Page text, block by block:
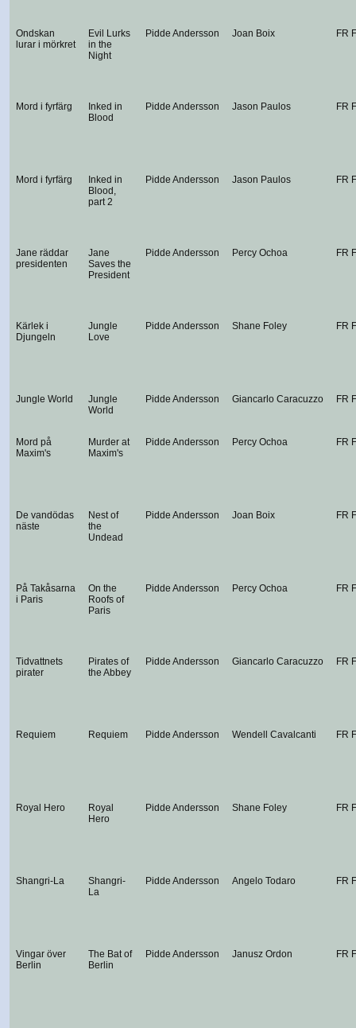
Ondskan
lurar i mörkret
Evil Lurks
in the
Night
Pidde Andersson Joan Boix FR
Mord i fyrfärg
Inked in
Blood
Pidde Andersson Jason Paulos FR
Mord i fyrfärg
Inked in
Blood,
part 2
Pidde Andersson Jason Paulos FR
Jane räddar
presidenten
Jane
Saves the
President
Pidde Andersson Percy Ochoa FR
Kärlek i
Djungeln
Jungle
Love
Pidde Andersson Shane Foley FR
Jungle World
Jungle
World
Pidde Andersson Giancarlo Caracuzzo FR
Mord på
Maxim's
Murder at
Maxim's
Pidde Andersson Percy Ochoa FR
De vandödas
näste
Nest of
the
Undead
Pidde Andersson Joan Boix FR
På Takåsarna
i Paris
On the
Roofs of
Paris
Pidde Andersson Percy Ochoa FR
Tidvattnets
pirater
Pirates of
the Abbey
Pidde Andersson Giancarlo Caracuzzo FR
Requiem Requiem Pidde Andersson Wendell Cavalcanti FR
Royal Hero
Royal
Hero
Pidde Andersson Shane Foley FR
Shangri-La
Shangri-
La
Pidde Andersson Angelo Todaro FR
Vingar över
Berlin
The Bat of
Berlin
Pidde Andersson Janusz Ordon FR